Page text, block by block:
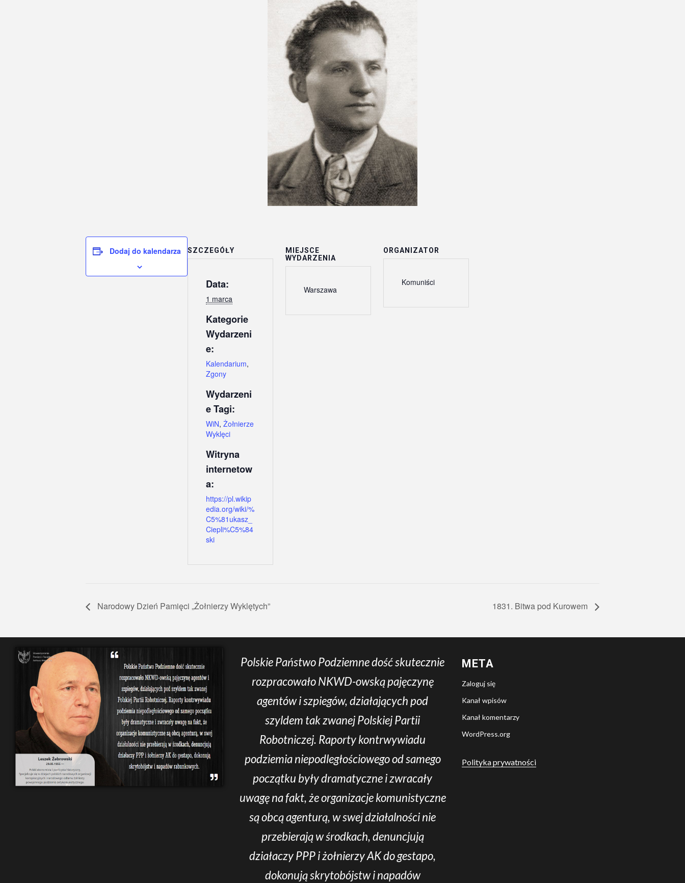
Dodaj do kalendarza SZCZEGÓŁY
Data:
1 marca
Kategorie
Wydarzeni
e:
Kalendarium,
Zgony
Wydarzeni
e Tagi:
WiN, Żołnierze
Wyklęci
Witryna
internetow
a:
https://pl.wikip
edia.org/wiki/%
C5%81ukasz_
Ciepli%C5%84
ski
MIEJSCE
WYDARZENIA
Warszawa
ORGANIZATOR
Komuniści
Narodowy Dzień Pamięci „Żołnierzy Wyklętych” 1831. Bitwa pod Kurowem
Polskie Państwo Podziemne dość skutecznie
rozpracowało NKWD-owską pajęczynę
agentów i szpiegów, działających pod
szyldem tak zwanej Polskiej Partii
Robotniczej. Raporty kontrwywiadu
podziemia niepodległościowego od samego
początku były dramatyczne i zwracały
uwagę na fakt, że organizacje komunistyczne
są obcą agenturą, w swej działalności nie
przebierają w środkach, denuncjują
działaczy PPP i żołnierzy AK do gestapo,
dokonują skrytobójstw i napadów
META
Zaloguj się
Kanał wpisów
Kanał komentarzy
WordPress.org
Polityka prywatności